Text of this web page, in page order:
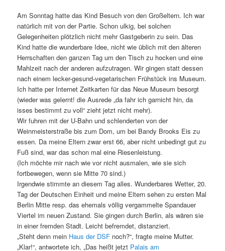
Am Sonntag hatte das Kind Besuch von den Großeltern. Ich war
natürlich mit von der Partie. Schon ulkig, bei solchen
Gelegenheiten plötzlich nicht mehr Gastgeberin zu sein. Das
Kind hatte die wunderbare Idee, nicht wie üblich mit den älteren
Herrschaften den ganzen Tag um den Tisch zu hocken und eine
Mahlzeit nach der anderen aufzutragen. Wir gingen statt dessen
nach einem lecker-gesund-vegetarischen Frühstück ins Museum.
Ich hatte per Internet Zeitkarten für das Neue Museum besorgt
(wieder was gelernt! die Ausrede „da fahr ich garnicht hin, da
isses bestimmt zu voll“ zieht jetzt nicht mehr).
Wir fuhren mit der U-Bahn und schlenderten von der
Weinmeisterstraße bis zum Dom, um bei Bandy Brooks Eis zu
essen. Da meine Eltern zwar erst 66, aber nicht unbedingt gut zu
Fuß sind, war das schon mal eine Riesenleistung.
(Ich möchte mir nach wie vor nicht ausmalen, wie sie sich
fortbewegen, wenn sie Mitte 70 sind.)
Irgendwie stimmte an diesem Tag alles. Wunderbares Wetter, 20.
Tag der Deutschen Einheit und meine Eltern sehen zu ersten Mal
Berlin Mitte resp. das ehemals völlig vergammelte Spandauer
Viertel im neuen Zustand. Sie gingen durch Berlin, als wären sie
in einer fremden Stadt. Leicht befremdet, distanziert.
„Steht denn mein Haus der DSF noch?“, fragte meine Mutter.
„Klar!“, antwortete ich, „Das heißt jetzt Palais am